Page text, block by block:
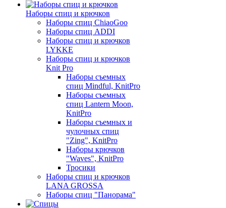
Наборы спиц и крючков
Наборы спиц ChiaoGoo
Наборы спиц ADDI
Наборы спиц и крючков
LYKKE
Наборы спиц и крючков
Knit Pro
Наборы съемных
спиц Mindful, KnitPro
Наборы съемных
спиц Lantern Moon,
KnitPro
Наборы съемных и
чулочных спиц
"Zing", KnitPro
Наборы крючков
"Waves", KnitPro
Тросики
Наборы спиц и крючков
LANA GROSSA
Наборы спиц "Панорама"